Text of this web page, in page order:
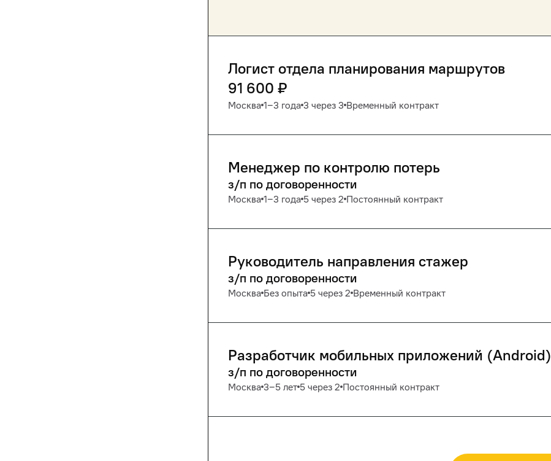
Логист отдела планирования маршрутов
91 600 ₽
Москва 1‒3 года 3 через 3 Временный контракт
Менеджер по контролю потерь
з/п по договоренности
Москва 1‒3 года 5 через 2 Постоянный контракт
Руководитель направления стажер
з/п по договоренности
Москва Без опыта 5 через 2 Временный контракт
Разработчик мобильных приложений (Android)
з/п по договоренности
Москва 3‒5 лет 5 через 2 Постоянный контракт